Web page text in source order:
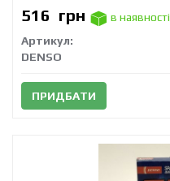
516 грн
в наявності
Артикул:
DENSO
ПРИДБАТИ